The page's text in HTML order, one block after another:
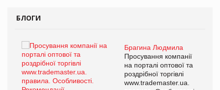
БЛОГИ
Брагина Людмила
Просування компанії
на порталі оптової та
роздрібної торгівлі
www.trademaster.ua.